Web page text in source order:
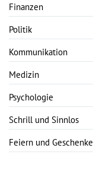
Finanzen
Politik
Kommunikation
Medizin
Psychologie
Schrill und Sinnlos
Feiern und Geschenke